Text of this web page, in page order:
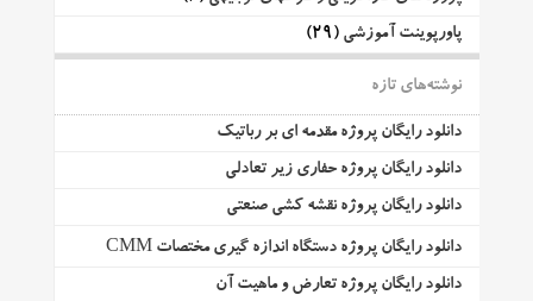
پاورپوینت آموزشی (29)
نوشته‌های تازه
دانلود رایگان پروژه مقدمه ای بر رباتیک
دانلود رایگان پروژه حفاری زیر تعادلی
دانلود رایگان پروژه نقشه کشی صنعتی
دانلود رایگان پروژه دستگاه اندازه گیری مختصات CMM
دانلود رایگان پروژه تعارض و ماهیت آن